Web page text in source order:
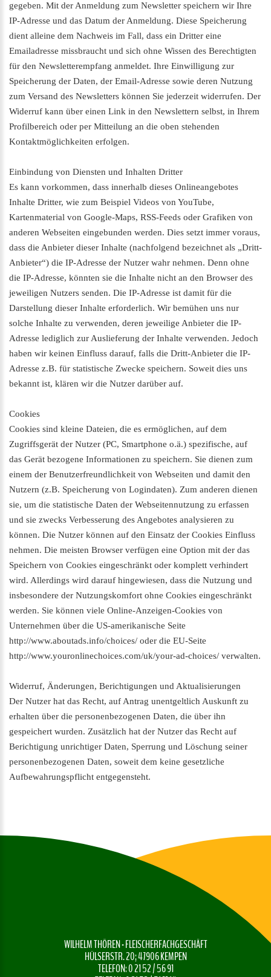
gegeben. Mit der Anmeldung zum Newsletter speichern wir Ihre
IP-Adresse und das Datum der Anmeldung. Diese Speicherung
dient alleine dem Nachweis im Fall, dass ein Dritter eine
Emailadresse missbraucht und sich ohne Wissen des Berechtigten
für den Newsletterempfang anmeldet. Ihre Einwilligung zur
Speicherung der Daten, der Email-Adresse sowie deren Nutzung
zum Versand des Newsletters können Sie jederzeit widerrufen. Der
Widerruf kann über einen Link in den Newslettern selbst, in Ihrem
Profilbereich oder per Mitteilung an die oben stehenden
Kontaktmöglichkeiten erfolgen.
Einbindung von Diensten und Inhalten Dritter
Es kann vorkommen, dass innerhalb dieses Onlineangebotes
Inhalte Dritter, wie zum Beispiel Videos von YouTube,
Kartenmaterial von Google-Maps, RSS-Feeds oder Grafiken von
anderen Webseiten eingebunden werden. Dies setzt immer voraus,
dass die Anbieter dieser Inhalte (nachfolgend bezeichnet als „Dritt-
Anbieter“) die IP-Adresse der Nutzer wahr nehmen. Denn ohne
die IP-Adresse, könnten sie die Inhalte nicht an den Browser des
jeweiligen Nutzers senden. Die IP-Adresse ist damit für die
Darstellung dieser Inhalte erforderlich. Wir bemühen uns nur
solche Inhalte zu verwenden, deren jeweilige Anbieter die IP-
Adresse lediglich zur Auslieferung der Inhalte verwenden. Jedoch
haben wir keinen Einfluss darauf, falls die Dritt-Anbieter die IP-
Adresse z.B. für statistische Zwecke speichern. Soweit dies uns
bekannt ist, klären wir die Nutzer darüber auf.
Cookies
Cookies sind kleine Dateien, die es ermöglichen, auf dem
Zugriffsgerät der Nutzer (PC, Smartphone o.ä.) spezifische, auf
das Gerät bezogene Informationen zu speichern. Sie dienen zum
einem der Benutzerfreundlichkeit von Webseiten und damit den
Nutzern (z.B. Speicherung von Logindaten). Zum anderen dienen
sie, um die statistische Daten der Webseitennutzung zu erfassen
und sie zwecks Verbesserung des Angebotes analysieren zu
können. Die Nutzer können auf den Einsatz der Cookies Einfluss
nehmen. Die meisten Browser verfügen eine Option mit der das
Speichern von Cookies eingeschränkt oder komplett verhindert
wird. Allerdings wird darauf hingewiesen, dass die Nutzung und
insbesondere der Nutzungskomfort ohne Cookies eingeschränkt
werden. Sie können viele Online-Anzeigen-Cookies von
Unternehmen über die US-amerikanische Seite
http://www.aboutads.info/choices/ oder die EU-Seite
http://www.youronlinechoices.com/uk/your-ad-choices/ verwalten.
Widerruf, Änderungen, Berichtigungen und Aktualisierungen
Der Nutzer hat das Recht, auf Antrag unentgeltlich Auskunft zu
erhalten über die personenbezogenen Daten, die über ihn
gespeichert wurden. Zusätzlich hat der Nutzer das Recht auf
Berichtigung unrichtiger Daten, Sperrung und Löschung seiner
personenbezogenen Daten, soweit dem keine gesetzliche
Aufbewahrungspflicht entgegensteht.
WILHELM THÖREN - FLEISCHERFACHGESCHÄFT
HÜLSERSTR. 20; 47906 KEMPEN
TELEFON: 0 21 52 / 56 91